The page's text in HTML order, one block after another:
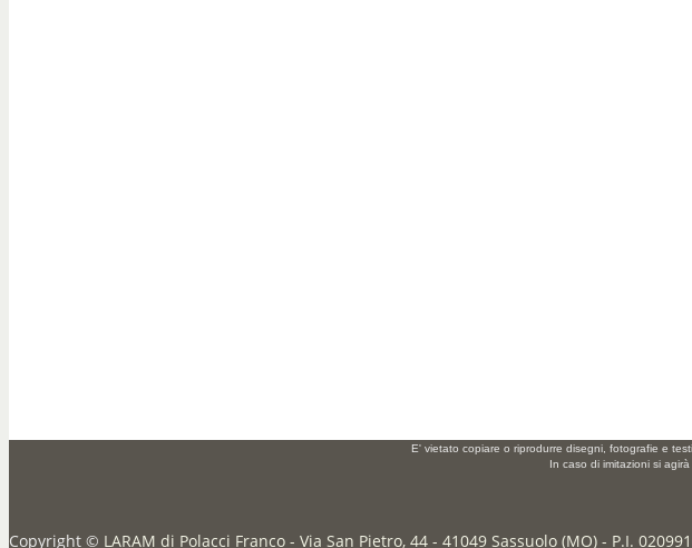
E' vietato copiare o riprodurre disegni, fotografie e
In caso di imitazioni si
Copyright © LARAM di Polacci Franco - Via San Pietro, 44 - 41049 Sassuolo (MO) - P.I.